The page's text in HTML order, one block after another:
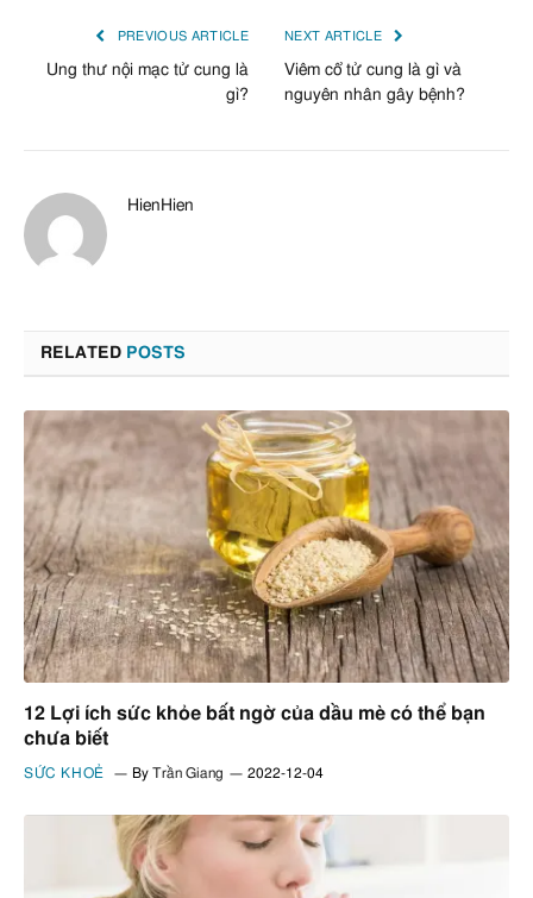
PREVIOUS ARTICLE
Ung thư nội mạc tử cung là
gì?
NEXT ARTICLE
Viêm cổ tử cung là gì và
nguyên nhân gây bệnh?
HienHien
RELATED POSTS
12 Lợi ích sức khỏe bất ngờ của dầu mè có thể bạn
chưa biết
SỨC KHOẺ By Trần Giang 2022-12-04